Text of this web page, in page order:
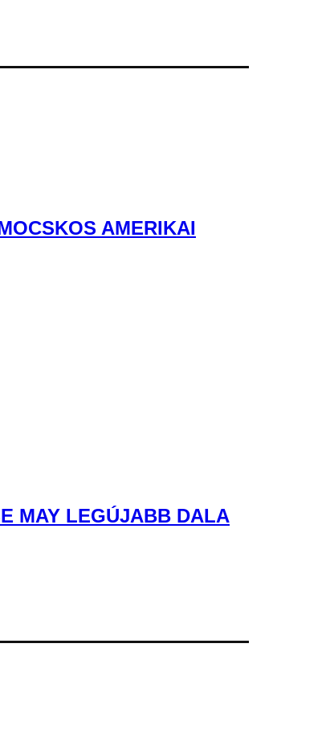
AMERIKAI
MAY LEGÚJABB DALA